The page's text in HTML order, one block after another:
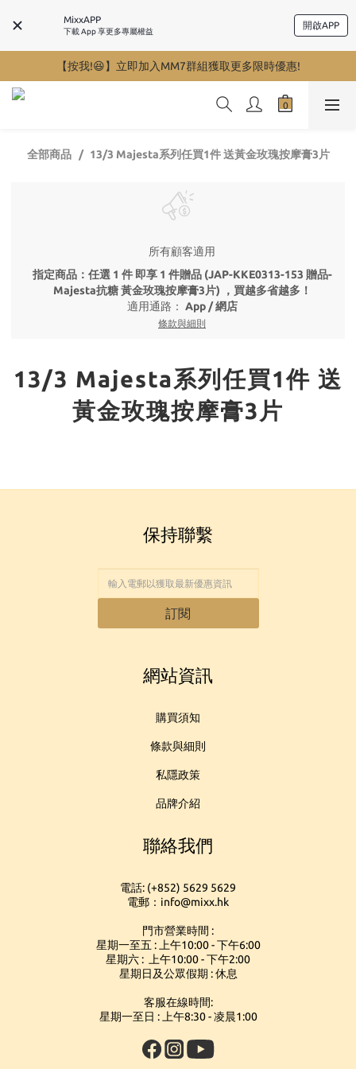
MixxAPP
下載 App 享更多專屬權益
開啟APP
【按我!😆】立即加入MM7群組獲取更多限時優惠!
全部商品 13/3 Majesta系列任買1件 送黃金玫瑰按摩膏3片
所有顧客適用
指定商品：任選 1 件 即享 1 件贈品 (JAP-KKE0313-153 贈品-
Majesta抗糖 黃金玫瑰按摩膏3片) ，買越多省越多！
適用通路： App / 網店
條款與細則
13/3 Majesta系列任買1件 送
黃金玫瑰按摩膏3片
保持聯繫
訂閱
網站資訊
購買須知
條款與細則
私隱政策
品牌介紹
聯絡我們
電話: (+852) 5629 5629
電郵：info@mixx.hk
門市營業時間 :
星期一至五 : 上午10:00 - 下午6:00
星期六 : 上午10:00 - 下午2:00
星期日及公眾假期 : 休息
客服在線時間:
星期一至日 : 上午8:30 - 凌晨1:00